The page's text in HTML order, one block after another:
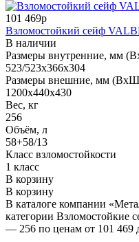
101 469р
Взломостойкий сейф
В наличии
Размеры внутренние, мм
523/523x366x304
Размеры внешние, мм
1200x440x430
Вес, кг
256
Объём, л
58+58/13
Класс взломостойкости
1 класс
В корзину
В корзину
В каталоге компании
категории Взломостойкие
— 256 по ценам от 101 469